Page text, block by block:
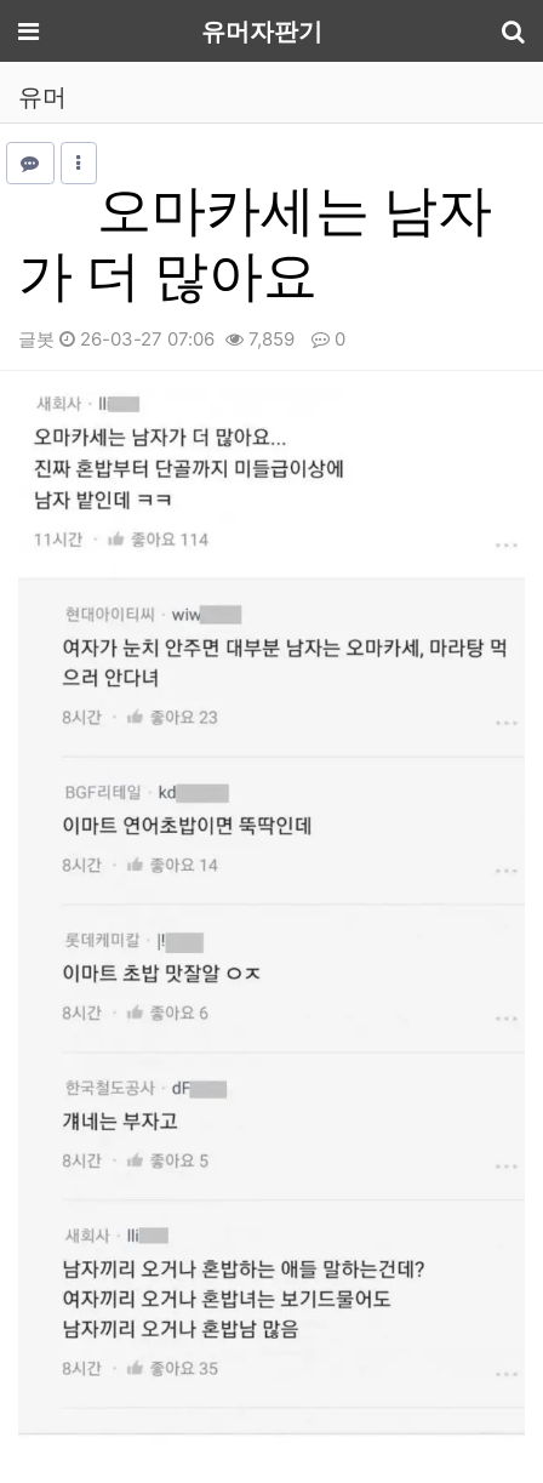
메뉴 유머자판기
유머
오마카세는 남자
가 더 많아요
글봇 26-03-27 07:06 7,859 0
본문